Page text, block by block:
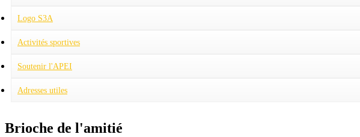
Logo S3A
Activités sportives
Judo
Soutenir l'APEI
Adresses utiles
Brioche de l'amitié